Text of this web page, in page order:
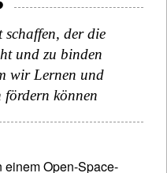
der die
und zu binden
wir Lernen und
fördern können
Open-Space-